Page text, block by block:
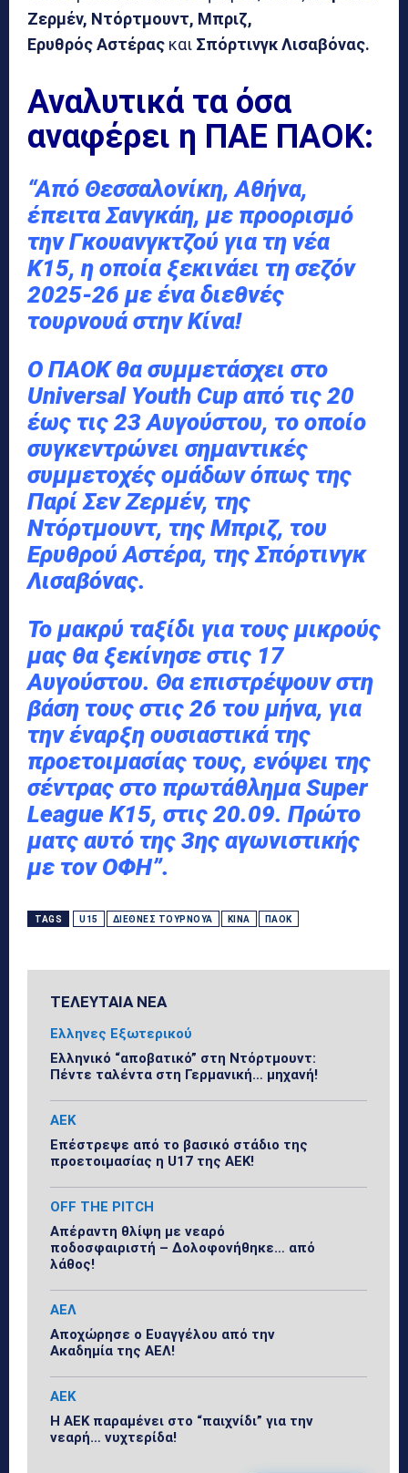
Ζερμέν, Ντόρτμουντ, Μπριζ,
ΕρυθρόςΑστέρας και Σπόρτινγκ Λισαβόνας.
Αναλυτικά τα όσα
αναφέρει η ΠΑΕ ΠΑΟΚ:
“Από Θεσσαλονίκη, Αθήνα,
έπειτα Σανγκάη, με προορισμό
την Γκουανγκτζού για τη νέα
Κ15, η οποία ξεκινάει τη σεζόν
2025-26 με ένα διεθνές
τουρνουά στην Κίνα!
Ο ΠΑΟΚ θα συμμετάσχει στο
Universal Youth Cup από τις 20
έως τις 23 Αυγούστου, το οποίο
συγκεντρώνει σημαντικές
συμμετοχές ομάδων όπως της
Παρί Σεν Ζερμέν, της
Ντόρτμουντ, της Μπριζ, του
Ερυθρού Αστέρα, της Σπόρτινγκ
Λισαβόνας.
Το μακρύ ταξίδι για τους μικρούς
μας θα ξεκίνησε στις 17
Αυγούστου. Θα επιστρέψουν στη
βάση τους στις 26 του μήνα, για
την έναρξη ουσιαστικά της
προετοιμασίας τους, ενόψει της
σέντρας στο πρωτάθλημα Super
League Κ15, στις 20.09. Πρώτο
ματς αυτό της 3ης αγωνιστικής
με τον ΟΦΗ”.
TAGS U15 ΔΙΕΘΝΈΣ ΤΟΥΡΝΟΥΆ ΚΊΝΑ ΠΑΟΚ
ΤΕΛΕΥΤΑΙΑ ΝΕΑ
Ελληνες Εξωτερικού
Ελληνικό “αποβατικό” στη Ντόρτμουντ:
Πέντε ταλέντα στη Γερμανική… μηχανή!
ΑΕΚ
Επέστρεψε από το βασικό στάδιο της
προετοιμασίας η U17 της ΑΕΚ!
OFF THE PITCH
Απέραντη θλίψη με νεαρό
ποδοσφαιριστή – Δολοφονήθηκε… από
λάθος!
ΑΕΛ
Αποχώρησε ο Ευαγγέλου από την
Ακαδημία της ΑΕΛ!
ΑΕΚ
Η ΑΕΚ παραμένει στο “παιχνίδι” για την
νεαρή… νυχτερίδα!